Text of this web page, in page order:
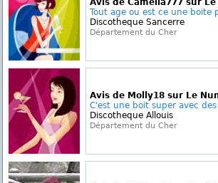
Avis de Camelia777 sur
Tout age ou est ce une boite
Discotheque Sancerre
Département du Cher
Avis de Molly18 sur Le
C'est une boit super avec
Discotheque Allouis
Département du Cher